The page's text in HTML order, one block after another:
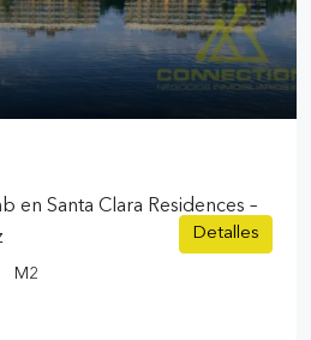
en Santa Clara Residences –
M2
Detalles